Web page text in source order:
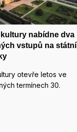
nabídne dva
vstupů na státní
otevře letos ve
termínech 30.